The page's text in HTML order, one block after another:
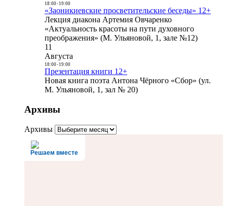
18:00- 19:00
«Заоникиевские просветительские беседы» 12+
Лекция диакона Артемия Овчаренко
«Актуальность красоты на пути духовного
преображения» (М. Ульяновой, 1, зале №12)
11
Августа
18:00- 19:00
Презентация книги 12+
Новая книга поэта Антона Чёрного «Сбор» (ул.
М. Ульяновой, 1, зал № 20)
Архивы
Архивы
Решаем вместе